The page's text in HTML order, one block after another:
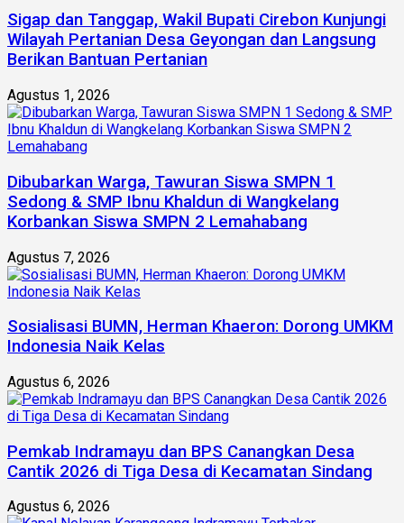
Sigap dan Tanggap, Wakil Bupati Cirebon Kunjungi
Wilayah Pertanian Desa Geyongan dan Langsung
Berikan Bantuan Pertanian
Agustus 1, 2026
Dibubarkan Warga, Tawuran Siswa SMPN 1
Sedong & SMP Ibnu Khaldun di Wangkelang
Korbankan Siswa SMPN 2 Lemahabang
Agustus 7, 2026
Sosialisasi BUMN, Herman Khaeron: Dorong UMKM
Indonesia Naik Kelas
Agustus 6, 2026
Pemkab Indramayu dan BPS Canangkan Desa
Cantik 2026 di Tiga Desa di Kecamatan Sindang
Agustus 6, 2026